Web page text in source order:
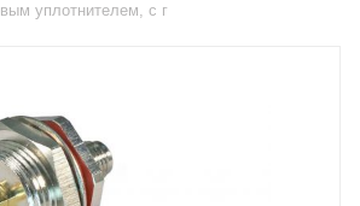
уплотнителем, с г